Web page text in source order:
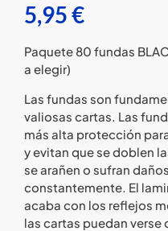
5,95€
Paquete 80 fundas
a elegir)
Las fundas son
valiosas cartas. Las
más alta protección
y evitan que se doblen
se arañen o sufran
constantemente. El
acaba con los reflejos
las cartas puedan